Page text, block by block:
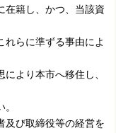
籍し、かつ、当該資
らに準ずる事由によ
り本市へ移住し、
び取締役等の経営を